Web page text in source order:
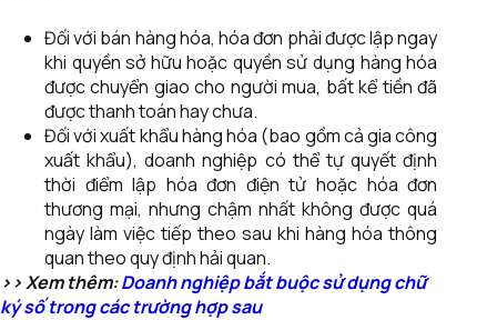
Đối với bán hàng hóa, hóa đơn phải được lập ngay
khi quyền sở hữu hoặc quyền sử dụng hàng hóa
được chuyển giao cho người mua, bất kể tiền đã
được thanh toán hay chưa.
Đối với xuất khẩu hàng hóa (bao gồm cả gia công
xuất khẩu), doanh nghiệp có thể tự quyết định
thời điểm lập hóa đơn điện tử hoặc hóa đơn
thương mại, nhưng chậm nhất không được quá
ngày làm việc tiếp theo sau khi hàng hóa thông
quan theo quy định hải quan.
>> Xem thêm:Doanh nghiệp bắt buộc sử dụng chữ
ký số trong các trường hợp sau